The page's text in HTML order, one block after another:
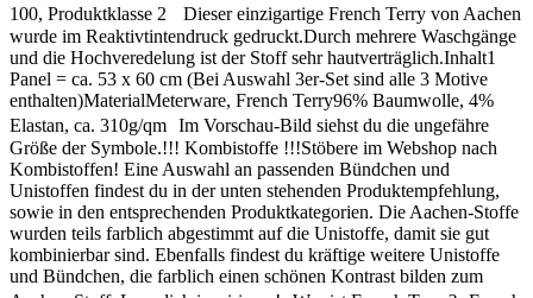
100, Produktklasse 2 Dieser einzigartige French Terry von Aachen
wurde im Reaktivtintendruck gedruckt.Durch mehrere Waschgänge
und die Hochveredelung ist der Stoff sehr hautverträglich.Inhalt1
Panel = ca. 53 x 60 cm (Bei Auswahl 3er-Set sind alle 3 Motive
enthalten)MaterialMeterware, French Terry96% Baumwolle, 4%
Elastan, ca. 310g/qm Im Vorschau-Bild siehst du die ungefähre
Größe der Symbole.!!! Kombistoffe !!!Stöbere im Webshop nach
Kombistoffen! Eine Auswahl an passenden Bündchen und
Unistoffen findest du in der unten stehenden Produktempfehlung,
sowie in den entsprechenden Produktkategorien. Die Aachen-Stoffe
wurden teils farblich abgestimmt auf die Unistoffe, damit sie gut
kombinierbar sind. Ebenfalls findest du kräftige weitere Unistoffe
und Bündchen, die farblich einen schönen Kontrast bilden zum